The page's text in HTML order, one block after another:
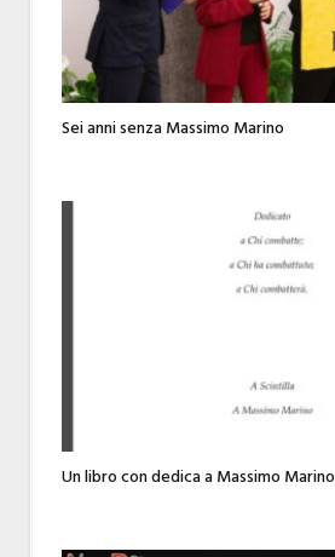
Sei anni senza Massimo Marino
Un libro con dedica a Massimo Marino